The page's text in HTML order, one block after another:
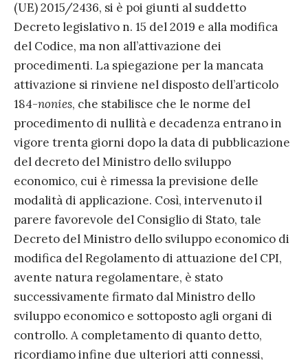
(UE) 2015/2436, si è poi giunti al suddetto
Decreto legislativo n. 15 del 2019 e alla modifica
del Codice, ma non all’attivazione dei
procedimenti. La spiegazione per la mancata
attivazione si rinviene nel disposto dell’articolo
184-nonies, che stabilisce che le norme del
procedimento di nullità e decadenza entrano in
vigore trenta giorni dopo la data di pubblicazione
del decreto del Ministro dello sviluppo
economico, cui è rimessa la previsione delle
modalità di applicazione. Così, intervenuto il
parere favorevole del Consiglio di Stato, tale
Decreto del Ministro dello sviluppo economico di
modifica del Regolamento di attuazione del CPI,
avente natura regolamentare, è stato
successivamente firmato dal Ministro dello
sviluppo economico e sottoposto agli organi di
controllo. A completamento di quanto detto,
ricordiamo infine due ulteriori atti connessi,